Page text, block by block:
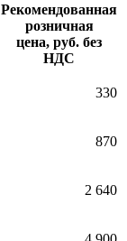
Рекомендованная
розничная
цена, руб. без
НДС
330
870
2 640